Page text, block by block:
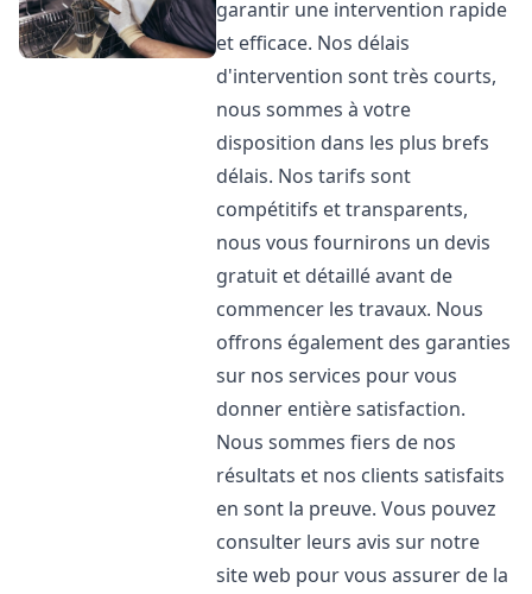
garantir une intervention rapide
et efficace. Nos délais
d'intervention sont très courts,
nous sommes à votre
disposition dans les plus brefs
délais. Nos tarifs sont
compétitifs et transparents,
nous vous fournirons un devis
gratuit et détaillé avant de
commencer les travaux. Nous
offrons également des garanties
sur nos services pour vous
donner entière satisfaction.
Nous sommes fiers de nos
résultats et nos clients satisfaits
en sont la preuve. Vous pouvez
consulter leurs avis sur notre
site web pour vous assurer de la